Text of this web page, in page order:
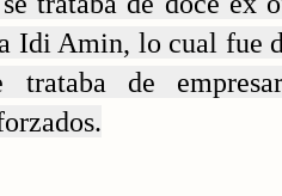
Idi Amin, lo cual fue
trataba de